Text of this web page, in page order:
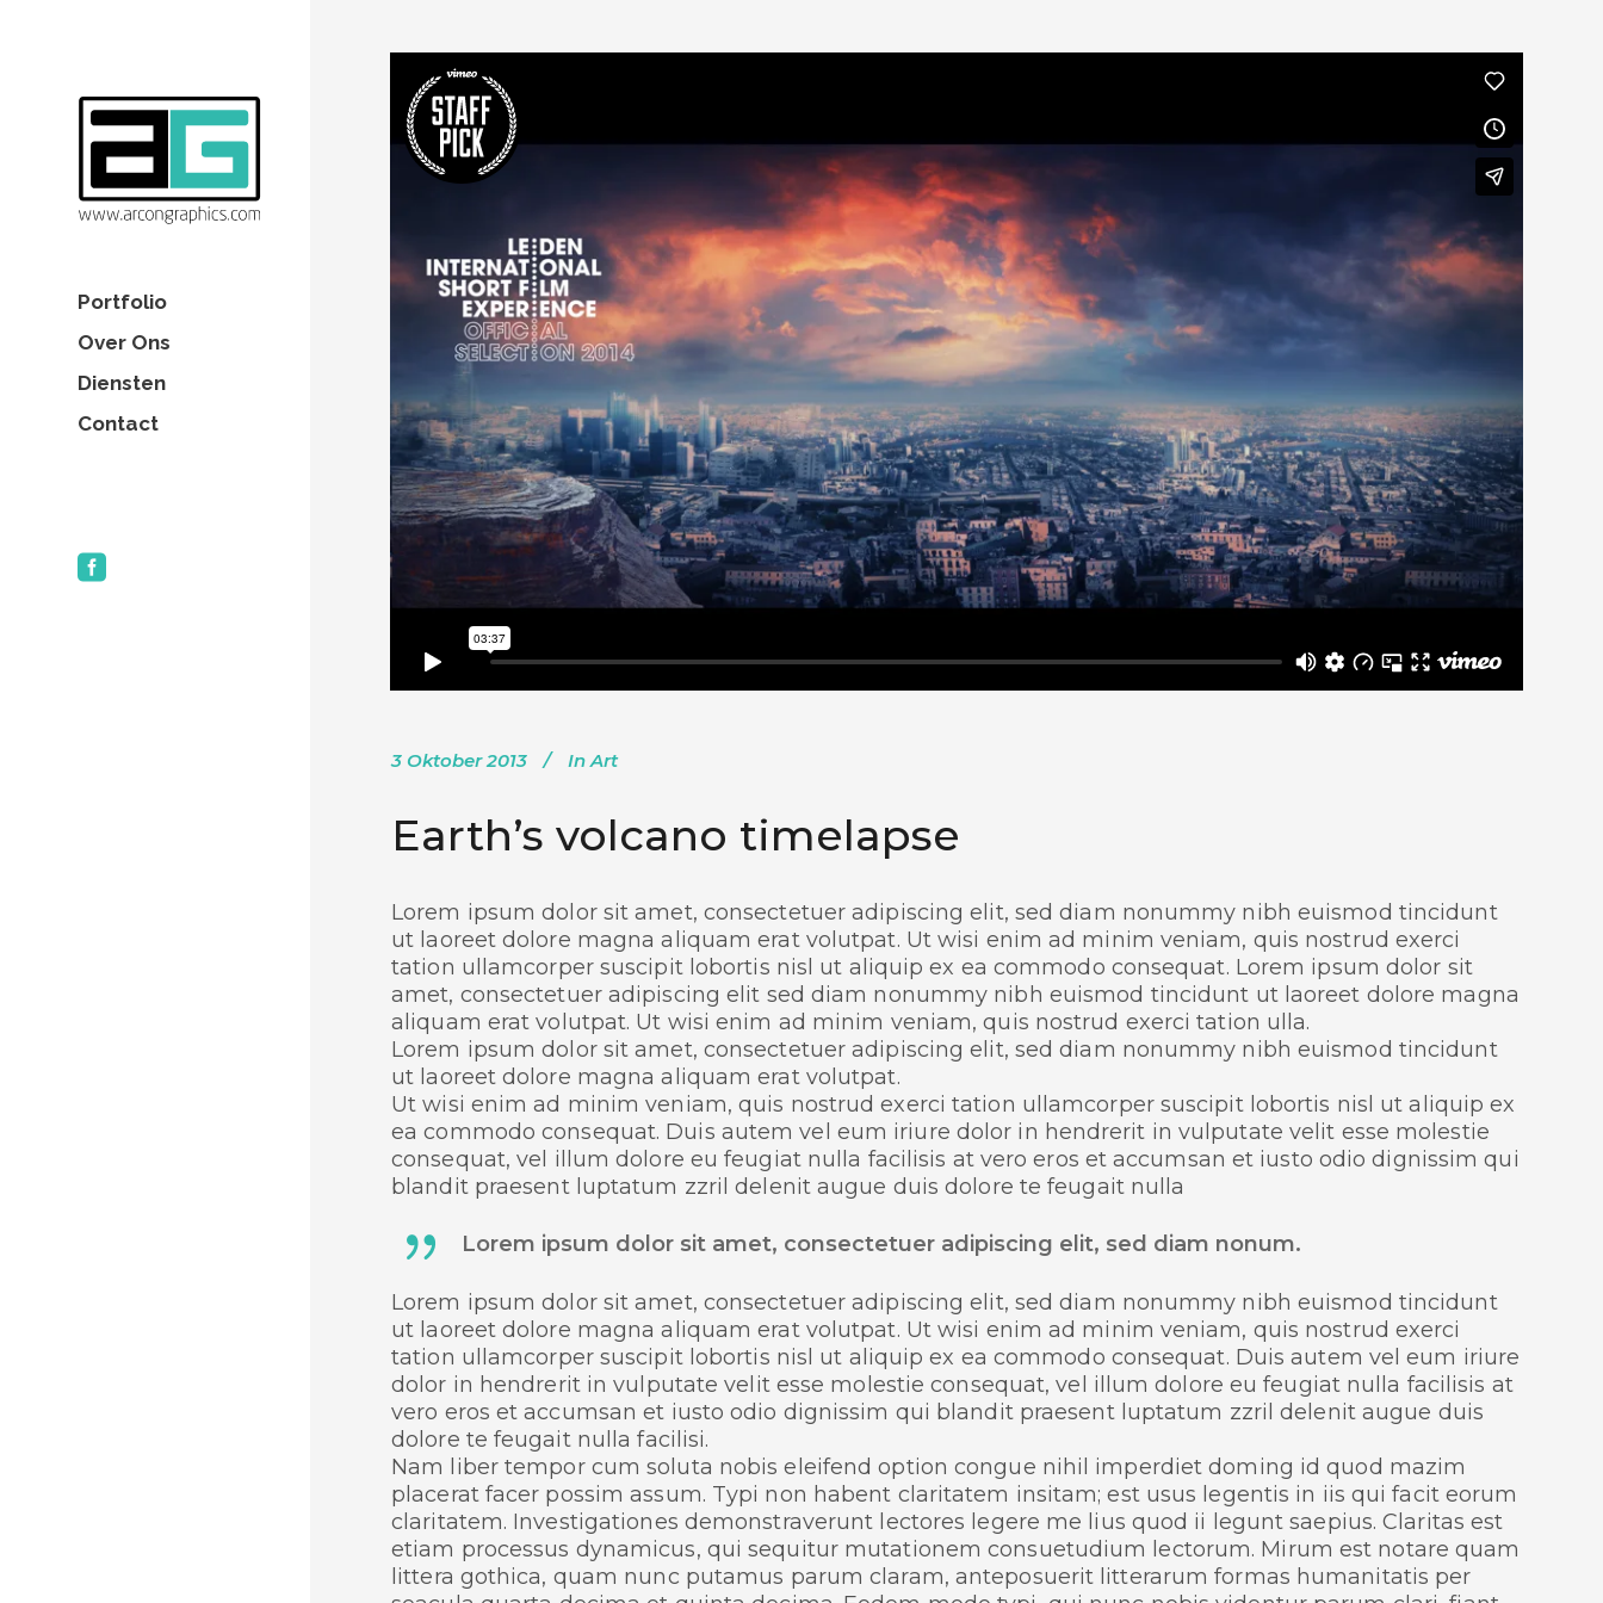
Portfolio
Over Ons
Diensten
Contact
3 Oktober 2013 In Art
Earth’s volcano timelapse
Lorem ipsum dolor sit amet, consectetuer adipiscing elit, sed diam nonummy nibh euismod tincidunt
ut laoreet dolore magna aliquam erat volutpat. Ut wisi enim ad minim veniam, quis nostrud exerci
tation ullamcorper suscipit lobortis nisl ut aliquip ex ea commodo consequat. Lorem ipsum dolor sit
amet, consectetuer adipiscing elit sed diam nonummy nibh euismod tincidunt ut laoreet dolore magna
aliquam erat volutpat. Ut wisi enim ad minim veniam, quis nostrud exerci tation ulla.
Lorem ipsum dolor sit amet, consectetuer adipiscing elit, sed diam nonummy nibh euismod tincidunt
ut laoreet dolore magna aliquam erat volutpat.
Ut wisi enim ad minim veniam, quis nostrud exerci tation ullamcorper suscipit lobortis nisl ut aliquip ex
ea commodo consequat. Duis autem vel eum iriure dolor in hendrerit in vulputate velit esse molestie
consequat, vel illum dolore eu feugiat nulla facilisis at vero eros et accumsan et iusto odio dignissim qui
blandit praesent luptatum zzril delenit augue duis dolore te feugait nulla
Lorem ipsum dolor sit amet, consectetuer adipiscing elit, sed diam nonum.
Lorem ipsum dolor sit amet, consectetuer adipiscing elit, sed diam nonummy nibh euismod tincidunt
ut laoreet dolore magna aliquam erat volutpat. Ut wisi enim ad minim veniam, quis nostrud exerci
tation ullamcorper suscipit lobortis nisl ut aliquip ex ea commodo consequat. Duis autem vel eum iriure
dolor in hendrerit in vulputate velit esse molestie consequat, vel illum dolore eu feugiat nulla facilisis at
vero eros et accumsan et iusto odio dignissim qui blandit praesent luptatum zzril delenit augue duis
dolore te feugait nulla facilisi.
Nam liber tempor cum soluta nobis eleifend option congue nihil imperdiet doming id quod mazim
placerat facer possim assum. Typi non habent claritatem insitam; est usus legentis in iis qui facit eorum
claritatem. Investigationes demonstraverunt lectores legere me lius quod ii legunt saepius. Claritas est
etiam processus dynamicus, qui sequitur mutationem consuetudium lectorum. Mirum est notare quam
littera gothica, quam nunc putamus parum claram, anteposuerit litterarum formas humanitatis per